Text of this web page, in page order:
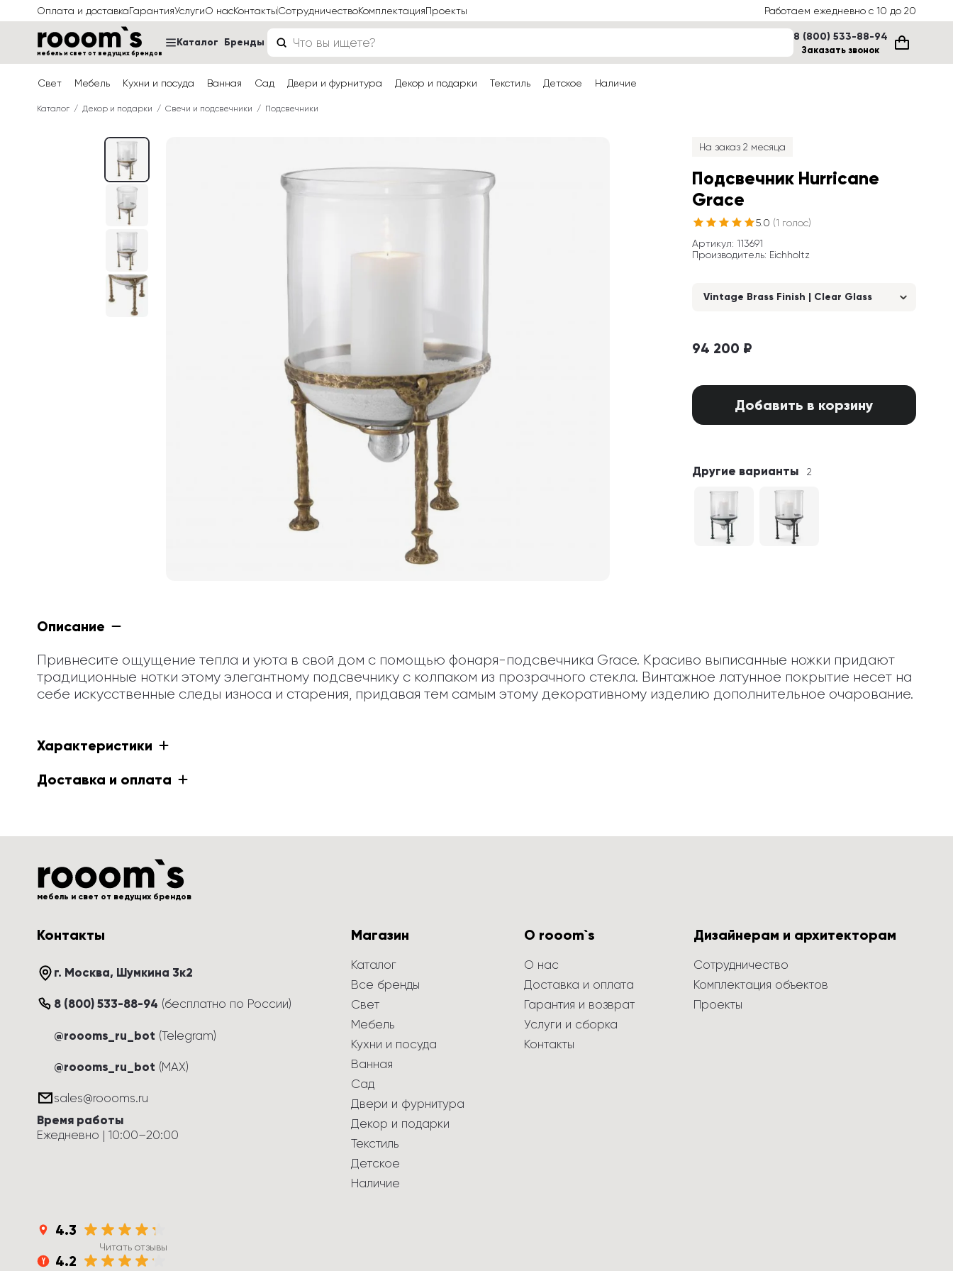
Оплата и доставкаГарантияУслугиО насКонтактыСотрудничествоКомплектацияПроекты Работаем ежедневно с 10 до 20
мебель и свет от ведущих брендов
Каталог Бренды 8 (800) 533-88-94
Заказать звонок
Свет Мебель Кухни и посуда Ванная Сад Двери и фурнитура Декор и подарки Текстиль Детское Наличие
Каталог Декор и подарки Свечи и подсвечники Подсвечники
На заказ 2 месяца
Подсвечник Hurricane
Grace
5.0 (1 голос)
Артикул: 113691
Производитель: Eichholtz
Vintage Brass Finish | Clear Glass
94 200 ₽
Добавить в корзину
Другие варианты 2
Описание
Привнесите ощущение тепла и уюта в свой дом с помощью фонаря-подсвечника Grace. Красиво выписанные ножки придают
традиционные нотки этому элегантному подсвечнику с колпаком из прозрачного стекла. Винтажное латунное покрытие несет на
себе искусственные следы износа и старения, придавая тем самым этому декоративному изделию дополнительное очарование.
Характеристики
Доставка и оплата
мебель и свет от ведущих брендов
Контакты
г. Москва, Шумкина 3к2
8 (800) 533-88-94 (бесплатно по России)
@roooms_ru_bot (Telegram)
@roooms_ru_bot (MAX)
sales@roooms.ru
Время работы
Ежедневно | 10:00–20:00
4.3
Читать отзывы
4.2
Магазин
Каталог
Все бренды
Свет
Мебель
Кухни и посуда
Ванная
Сад
Двери и фурнитура
Декор и подарки
Текстиль
Детское
Наличие
О rooom`s
О нас
Доставка и оплата
Гарантия и возврат
Услуги и сборка
Контакты
Дизайнерам и архитекторам
Сотрудничество
Комплектация объектов
Проекты